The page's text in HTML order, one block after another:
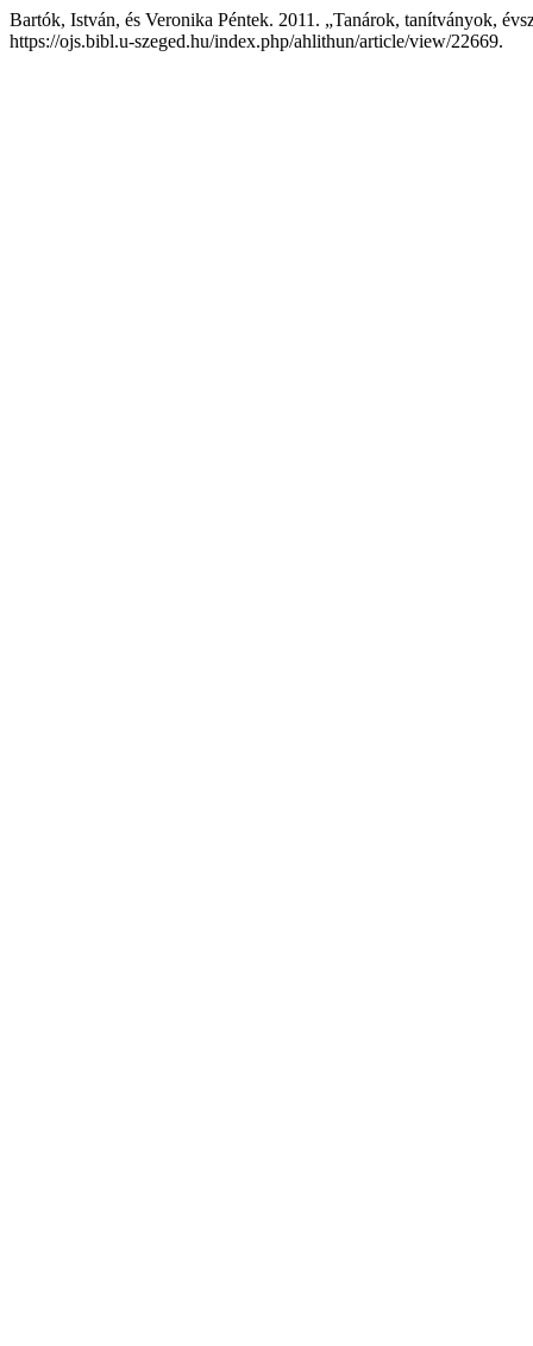
Bartók, István, és Veronika Péntek. 2011. „Tanárok, tanítványok,
https://ojs.bibl.u-szeged.hu/index.php/ahlithun/article/view/22669.